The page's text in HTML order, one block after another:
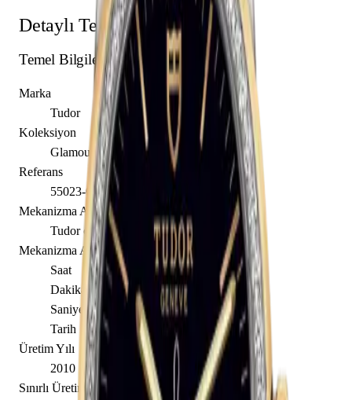
Detaylı Teknik Özellikler
Temel Bilgiler
Marka
Tudor
Koleksiyon
Glamour
Referans
55023-0021
Mekanizma Adı
Tudor caliber T601
Mekanizma Açıklaması
Saat
Dakika
Saniye
Tarih
Üretim Yılı
2010
Sınırlı Üretim